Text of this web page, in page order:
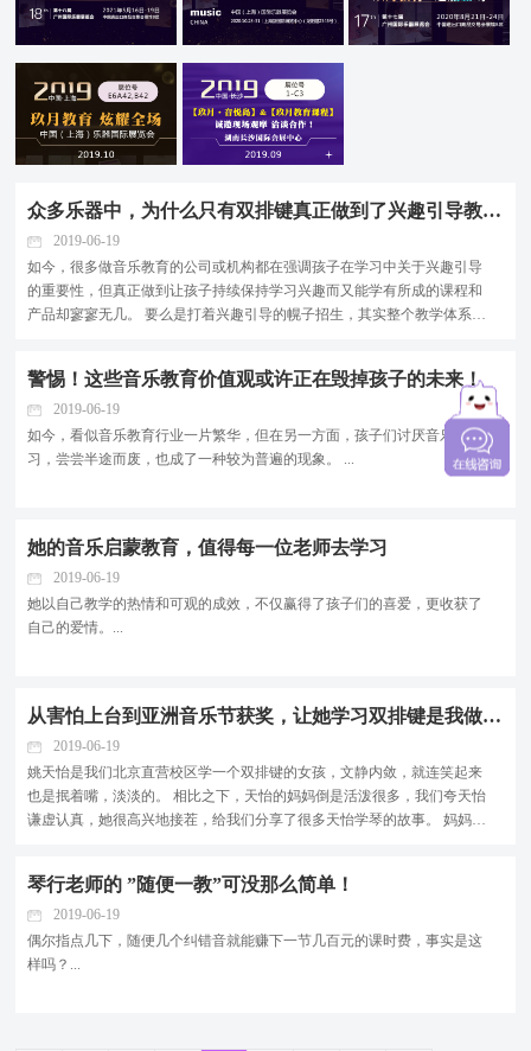
众多乐器中，为什么只有双排键真正做到了兴趣引导教育？
2019-06-19
如今，很多做音乐教育的公司或机构都在强调孩子在学习中关于兴趣引导
的重要性，但真正做到让孩子持续保持学习兴趣而又能学有所成的课程和
产品却寥寥无几。 要么是打着兴趣引导的幌子招生，其实整个教学体系只
警惕！这些音乐教育价值观或许正在毁掉孩子的未来！
2019-06-19
如今，看似音乐教育行业一片繁华，但在另一方面，孩子们讨厌音乐学
习，尝尝半途而废，也成了一种较为普遍的现象。 ...
她的音乐启蒙教育，值得每一位老师去学习
2019-06-19
她以自己教学的热情和可观的成效，不仅赢得了孩子们的喜爱，更收获了
自己的爱情。...
从害怕上台到亚洲音乐节获奖，让她学习双排键是我做过最正确的决定
2019-06-19
姚天怡是我们北京直营校区学一个双排键的女孩，文静内敛，就连笑起来
也是抿着嘴，淡淡的。 相比之下，天怡的妈妈倒是活泼很多，我们夸天怡
谦虚认真，她很高兴地接茬，给我们分享了很多天怡学琴的故事。 妈妈
琴行老师的 ”随便一教”可没那么简单！
2019-06-19
偶尔指点几下，随便几个纠错音就能赚下一节几百元的课时费，事实是这
样吗？...